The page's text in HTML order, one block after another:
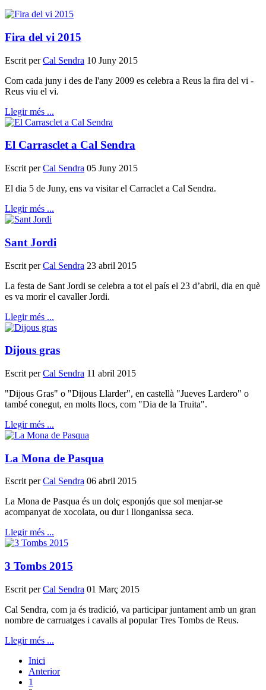
Fira del vi 2015
Escrit perCal Sendra 10 Juny 2015
Com cada juny i des de l'any 2009 es celebra a Reus la fira del vi -
Reus viu el vi.
Llegir més ...
El Carrasclet a Cal Sendra
Escrit perCal Sendra 05 Juny 2015
El dia 5 de Juny, ens va visitar el Carraclet a Cal Sendra.
Llegir més ...
Sant Jordi
Escrit perCal Sendra 23 abril 2015
La festa de Sant Jordi se celebra a tot el país el 23 d’abril, dia en què
es va morir el cavaller Jordi.
Llegir més ...
Dijous gras
Escrit perCal Sendra 11 abril 2015
"Dijous Gras" o "Dijous Llarder", en castellà "Jueves Lardero" o
també conegut, en molts llocs, com "Dia de la Truita".
Llegir més ...
La Mona de Pasqua
Escrit perCal Sendra 06 abril 2015
La Mona de Pasqua és un dolç esponjós que sol menjar-se
acompanyat de xocolata, ou dur i llonganissa seca.
Llegir més ...
3 Tombs 2015
Escrit perCal Sendra 01 Març 2015
Cal Sendra, com ja és tradició, va participar juntament amb un gran
nombre de carruatges i cavalls al popular Tres Tombs de Reus.
Llegir més ...
Inici
Anterior
1